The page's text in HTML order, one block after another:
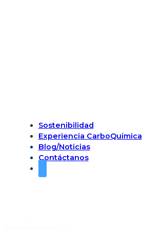
Sostenibilidad
Experiencia CarboQuímica
Blog/Noticias
Contáctanos